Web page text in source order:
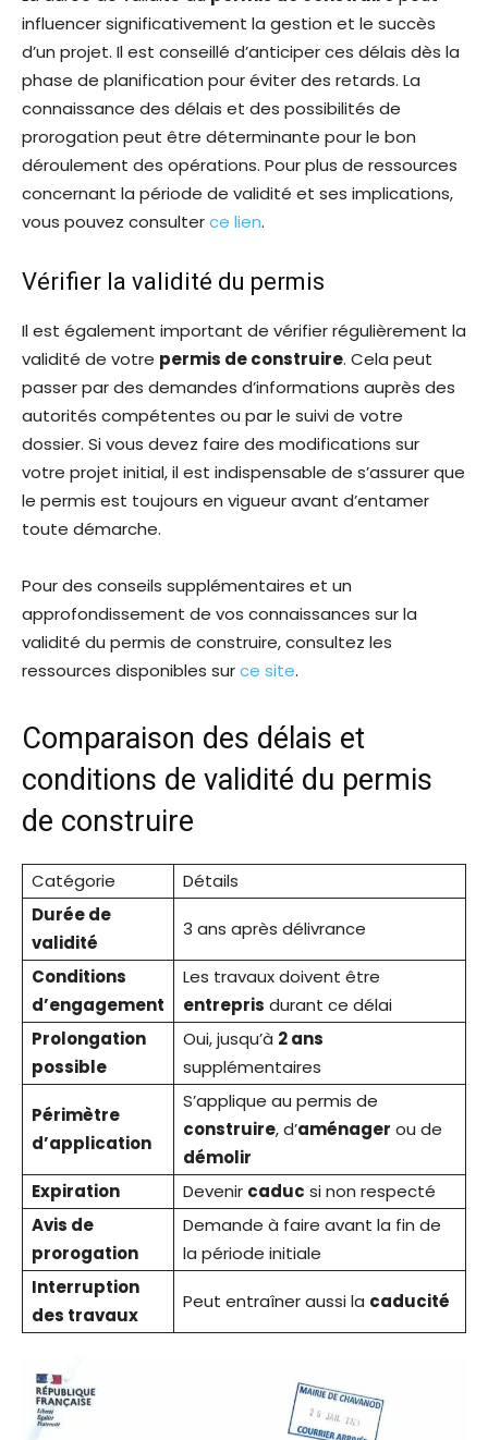
influencer significativement la gestion et le succès
d’un projet. Il est conseillé d’anticiper ces délais dès la
phase de planification pour éviter des retards. La
connaissance des délais et des possibilités de
prorogation peut être déterminante pour le bon
déroulement des opérations. Pour plus de ressources
concernant la période de validité et ses implications,
vous pouvez consulterce lien.
Vérifier la validité du permis
Il est également important de vérifier régulièrement la
validité de votre permis de construire. Cela peut
passer par des demandes d’informations auprès des
autorités compétentes ou par le suivi de votre
dossier. Si vous devez faire des modifications sur
votre projet initial, il est indispensable de s’assurer que
le permis est toujours en vigueur avant d’entamer
toute démarche.
Pour des conseils supplémentaires et un
approfondissement de vos connaissances sur la
validité du permis de construire, consultez les
ressources disponibles surce site.
Comparaison des délais et
conditions de validité du permis
de construire
Catégorie
Détails
Durée de
validité
3 ans après délivrance
Conditions
d’engagement
Les travaux doivent être
entrepris durant ce délai
Prolongation
possible
Oui, jusqu’à 2 ans
supplémentaires
Périmètre
d’application
S’applique au permis de
construire, d’aménager ou de
démolir
Expiration
Devenir caduc si non respecté
Avis de
prorogation
Demande à faire avant la fin de
la période initiale
Interruption
des travaux
Peut entraîner aussi la caducité